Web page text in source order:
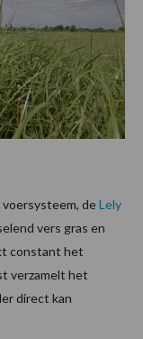
deLely
vers gras en
constant het
verzamelt het
direct kan